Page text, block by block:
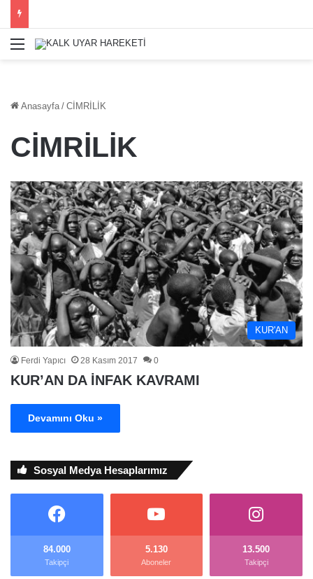
Menü
Anasayfa / CİMRİLİK
CİMRİLİK
KUR'AN
Ferdi Yapıcı 28 Kasım 2017 0
KUR’AN DA İNFAK KAVRAMI
Devamını Oku »
Sosyal Medya Hesaplarımız
84.000
Takipçi
5.130
Aboneler
13.500
Takipçi